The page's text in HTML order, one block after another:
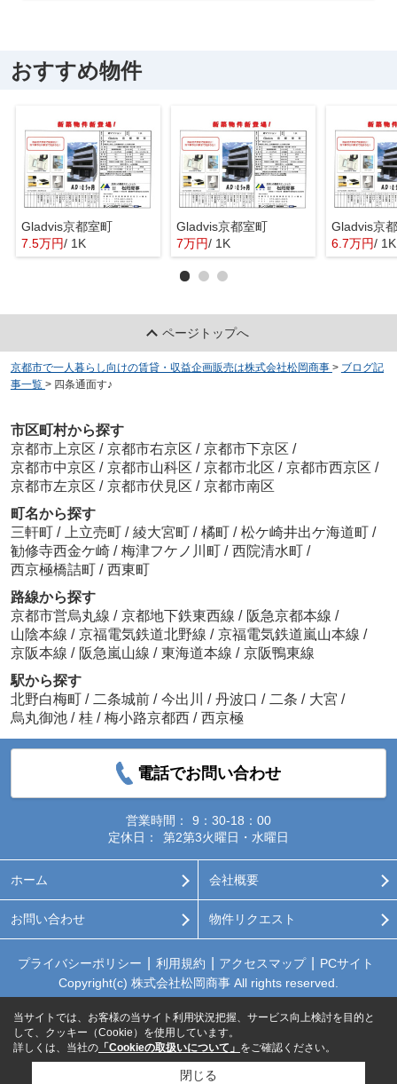
おすすめ物件
Gladvis京都室町
7.5万円/ 1K
Gladvis京都室町
7万円/ 1K
Gladvis京
6.7万円/ 1K
ページトップへ
京都市で一人暮らし向けの賃貸・収益企画販売は株式会社松岡商事 > ブログ記
事一覧 > 四条通面す♪
市区町村から探す
京都市上京区 / 京都市右京区 / 京都市下京区 /
京都市中京区 / 京都市山科区 / 京都市北区 / 京都市西京区 /
京都市左京区 / 京都市伏見区 / 京都市南区
町名から探す
三軒町 / 上立売町 / 綾大宮町 / 橘町 / 松ケ崎井出ケ海道町 /
勧修寺西金ケ崎 / 梅津フケノ川町 / 西院清水町 /
西京極橋詰町 / 西東町
路線から探す
京都市営烏丸線 / 京都地下鉄東西線 / 阪急京都本線 /
山陰本線 / 京福電気鉄道北野線 / 京福電気鉄道嵐山本線 /
京阪本線 / 阪急嵐山線 / 東海道本線 / 京阪鴨東線
駅から探す
北野白梅町 / 二条城前 / 今出川 / 丹波口 / 二条 / 大宮 /
烏丸御池 / 桂 / 梅小路京都西 / 西京極
電話でお問い合わせ
営業時間：
9：30-18：00
定休日：
第2第3火曜日・水曜日
ホーム 会社概要
お問い合わせ 物件リクエスト
プライバシーポリシー 利用規約 アクセスマップ
PCサイト
Copyright(c) 株式会社松岡商事 All rights reserved.
当サイトでは、お客様の当サイト利用状況把握、サービス向上検討を目的と
して、クッキー（Cookie）を使用しています。
詳しくは、当社の 「Cookieの取扱いについて」 をご確認ください。
閉じる